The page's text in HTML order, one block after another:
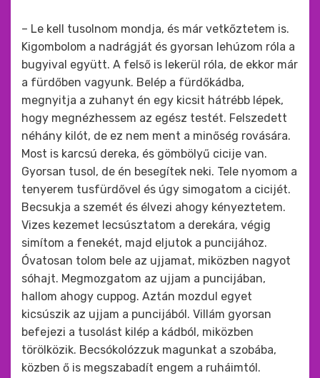
– Le kell tusolnom mondja, és már vetkőztetem is.
Kigombolom a nadrágját és gyorsan lehúzom róla a
bugyival együtt. A felső is lekerül róla, de ekkor már
a fürdőben vagyunk. Belép a fürdőkádba,
megnyitja a zuhanyt én egy kicsit hátrébb lépek,
hogy megnézhessem az egész testét. Felszedett
néhány kilót, de ez nem ment a minőség rovására.
Most is karcsú dereka, és gömbölyű cicije van.
Gyorsan tusol, de én besegítek neki. Tele nyomom a
tenyerem tusfürdővel és úgy simogatom a cicijét.
Becsukja a szemét és élvezi ahogy kényeztetem.
Vizes kezemet lecsúsztatom a derekára, végig
simítom a fenekét, majd eljutok a puncijához.
Óvatosan tolom bele az ujjamat, miközben nagyot
sóhajt. Megmozgatom az ujjam a puncijában,
hallom ahogy cuppog. Aztán mozdul egyet
kicsúszik az ujjam a puncijából. Villám gyorsan
befejezi a tusolást kilép a kádból, miközben
törölközik. Becsókolózzuk magunkat a szobába,
közben ő is megszabadít engem a ruháimtól.